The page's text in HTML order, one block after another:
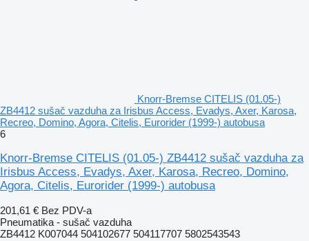
Knorr-Bremse CITELIS (01.05-)
ZB4412 sušač vazduha za Irisbus Access, Evadys, Axer, Karosa,
Recreo, Domino, Agora, Citelis, Eurorider (1999-) autobusa
6
Knorr-Bremse CITELIS (01.05-) ZB4412 sušač vazduha za
Irisbus Access, Evadys, Axer, Karosa, Recreo, Domino,
Agora, Citelis, Eurorider (1999-) autobusa
201,61 € Bez PDV-a
Pneumatika - sušač vazduha
ZB4412 K007044 504102677 504117707 5802543543